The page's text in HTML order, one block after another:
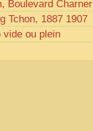
Boulevard Charner
Tchon, 1887 1907
vide ou plein